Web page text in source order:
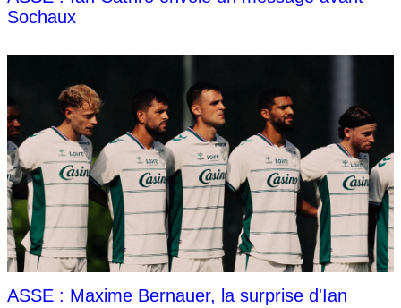
Sochaux
ASSE : Maxime Bernauer, la surprise d'Ian